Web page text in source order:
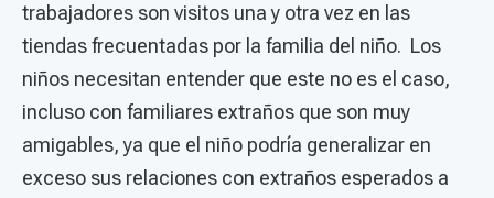
trabajadores son visitos una y otra vez en las
tiendas frecuentadas por la familia del niño. Los
niños necesitan entender que este no es el caso,
incluso con familiares extraños que son muy
amigables, ya que el niño podría generalizar en
exceso sus relaciones con extraños esperados a